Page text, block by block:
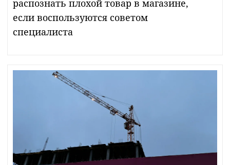
распознать плохой товар в магазине,
если воспользуются советом
специалиста